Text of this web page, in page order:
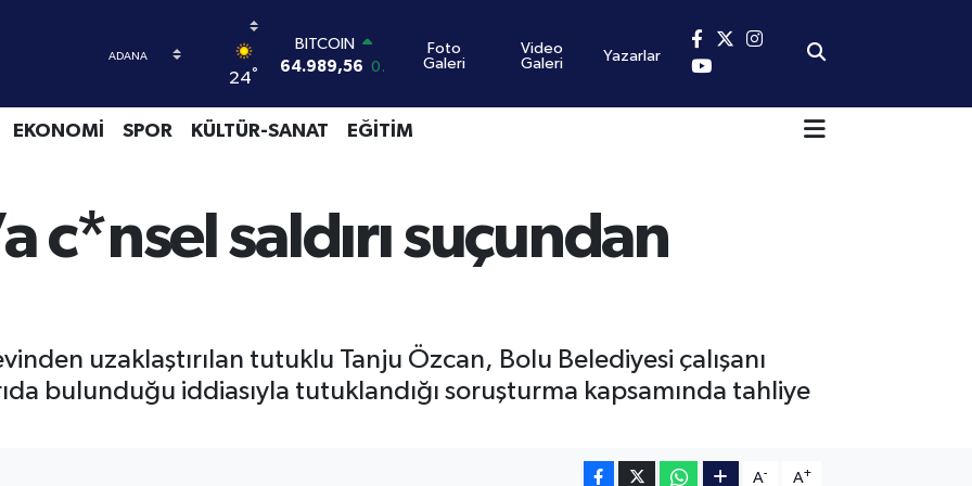
24°
64.989,56 0.4
DOLAR
EURO
55,1823
-0.06
6664.02 0.05
BİST100
Foto
Galeri
Video
Galeri
Yazarlar
EKONOMİ SPOR KÜLTÜR-SANAT EĞİTİM
c*nsel saldırı suçundan
uzaklaştırılan tutuklu Tanju Özcan, Bolu Belediyesi çalışanı
bulunduğu iddiasıyla tutuklandığı soruşturma kapsamında tahliye
A- A+